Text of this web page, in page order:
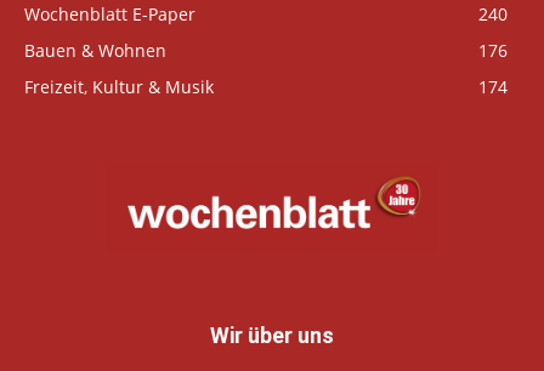
Wochenblatt E-Paper
240
Bauen & Wohnen
176
Freizeit, Kultur & Musik
174
Wir über uns